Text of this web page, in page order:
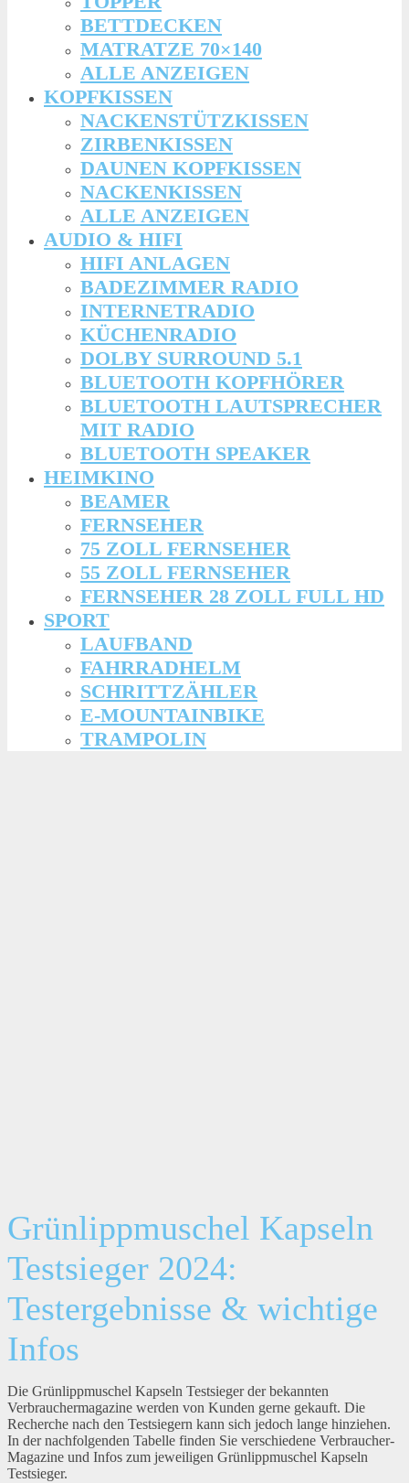
BETTDECKEN
MATRATZE 70×140
ALLE ANZEIGEN
KOPFKISSEN
NACKENSTÜTZKISSEN
ZIRBENKISSEN
DAUNEN KOPFKISSEN
NACKENKISSEN
ALLE ANZEIGEN
AUDIO & HIFI
HIFI ANLAGEN
BADEZIMMER RADIO
INTERNETRADIO
KÜCHENRADIO
DOLBY SURROUND 5.1
BLUETOOTH KOPFHÖRER
BLUETOOTH LAUTSPRECHER
MIT RADIO
BLUETOOTH SPEAKER
HEIMKINO
BEAMER
FERNSEHER
75 ZOLL FERNSEHER
55 ZOLL FERNSEHER
FERNSEHER 28 ZOLL FULL HD
SPORT
LAUFBAND
FAHRRADHELM
SCHRITTZÄHLER
E-MOUNTAINBIKE
TRAMPOLIN
Grünlippmuschel Kapseln
Testsieger 2024:
Testergebnisse & wichtige
Infos
Die Grünlippmuschel Kapseln Testsieger der bekannten
Verbrauchermagazine werden von Kunden gerne gekauft. Die
Recherche nach den Testsiegern kann sich jedoch lange hinziehen.
In der nachfolgenden Tabelle finden Sie verschiedene Verbraucher-
Magazine und Infos zum jeweiligen Grünlippmuschel Kapseln
Testsieger.